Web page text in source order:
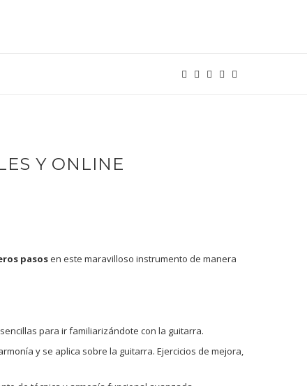
Y ONLINE
pasosen este maravilloso instrumento de manera
para ir familiarizándote con la guitarra.
y se aplica sobre la guitarra. Ejercicios de mejora,